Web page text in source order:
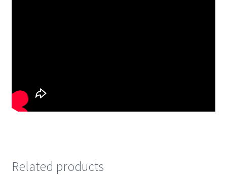
Related products